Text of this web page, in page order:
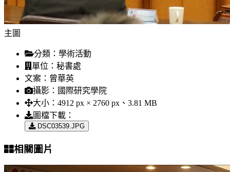
主圖
分類： 學術活動
單位： 秘書處
文案： 曾華英
攝影： 國際研究學院
大小： 4912 px × 2760 px、3.81 MB
圖檔下載：
DSC03539.JPG
相關圖片